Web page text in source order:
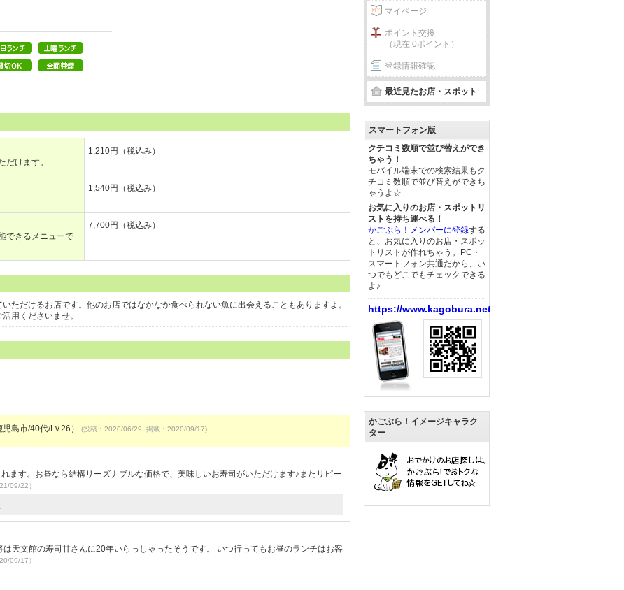
だけます。
1,210円（税込み）
1,540円（税込み）
できるメニューで
7,700円（税込み）
ただけるお店です。他のお店ではなかなか食べられない魚に出会えることもありますよ。
用くださいませ。
島市/40代/Lv.26） (投稿：2020/06/29 掲載：2020/09/17)
ます。お昼なら結構リーズナブルな価格で、美味しいお寿司がいただけます♪またリピー
09/22）
天文館の寿司甘さんに20年いらっしゃったそうです。 いつ行ってもお昼のランチはお客
09/17）
マイページ
ポイント交換
（現在 0ポイント）
登録情報確認
最近見たお店・スポット
スマートフォン版
クチコミ数順で並び替えができ
ちゃう！
モバイル端末での検索結果もク
チコミ数順で並び替えができち
ゃうよ☆
お気に入りのお店・スポットリ
ストを持ち運べる！
かごぶら！メンバーに登録する
と、お気に入りのお店・スポッ
トリストが作れちゃう。PC・
スマートフォン共通だから、い
つでもどこでもチェックできる
よ♪
https://www.kagobura.net/
かごぶら！イメージキャラク
ター